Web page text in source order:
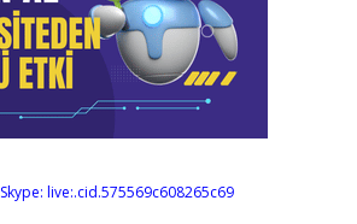
Skype: live:.cid.575569c608265c69